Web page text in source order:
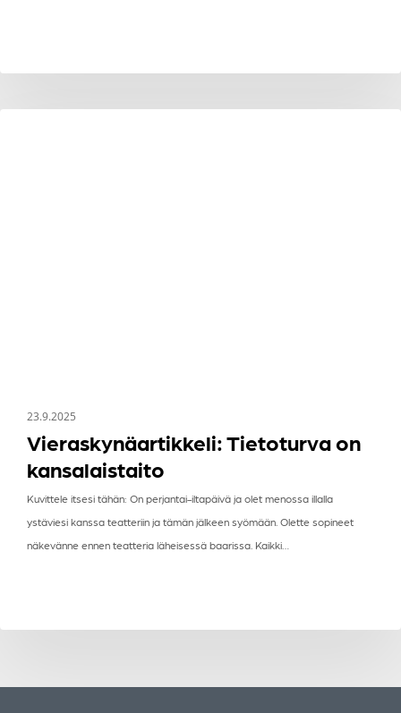
23.9.2025
Vieraskynäartikkeli: Tietoturva on
kansalaistaito
Kuvittele itsesi tähän: On perjantai-iltapäivä ja olet menossa illalla
ystäviesi kanssa teatteriin ja tämän jälkeen syömään. Olette sopineet
näkevänne ennen teatteria läheisessä baarissa. Kaikki…